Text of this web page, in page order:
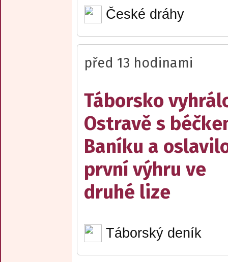
České dráhy
před 13 hodinami
Táborsko
Ostravě s
Baníku a
první výhru ve
druhé lize
Táborský deník